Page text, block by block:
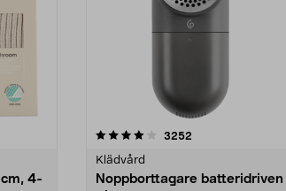
4-
3252
Klädvård
Noppborttagare batteridriven
4.5av 5 stjärnor